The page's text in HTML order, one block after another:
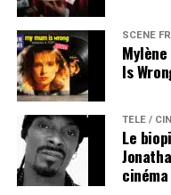
SCÈNE
Is
TÉLÉ /
Le
cinéma